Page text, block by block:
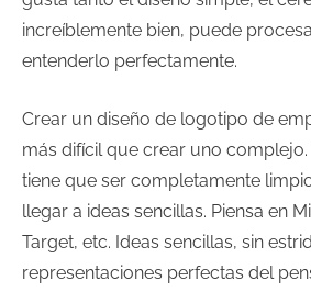
increíblemente bien, puede
entenderlo perfectamente.
Crear un diseño de logotipo de
más difícil que crear uno
tiene que ser completamente
llegar a ideas sencillas. Piensa en
Target, etc. Ideas sencillas, sin
representaciones perfectas del